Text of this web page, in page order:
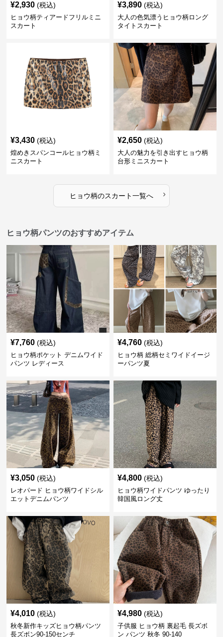
¥2,930 (税込)
ヒョウ柄ティアードフリルミニ
スカート
¥3,890 (税込)
大人の色気漂うヒョウ柄ロング
タイトスカート
¥3,430 (税込)
煌めきスパンコールヒョウ柄ミ
ニスカート
¥2,650 (税込)
大人の魅力を引き出すヒョウ柄
台形ミニスカート
ヒョウ柄のスカート一覧へ ›
ヒョウ柄パンツのおすすめアイテム
¥7,760 (税込)
ヒョウ柄ポケット デニムワイド
パンツ レディース
¥4,760 (税込)
ヒョウ柄 総柄セミワイドイージ
ーパンツ夏
¥3,050 (税込)
レオパード ヒョウ柄ワイドシル
エットデニムパンツ
¥4,800 (税込)
ヒョウ柄ワイドパンツ ゆったり
韓国風ロング丈
¥4,010 (税込)
秋冬新作キッズヒョウ柄パンツ
長ズボン90-150センチ
¥4,980 (税込)
子供服 ヒョウ柄 裏起毛 長ズボ
ン パンツ 秋冬 90-140